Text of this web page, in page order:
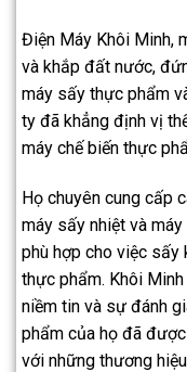
Điện Máy Khôi Minh,
và khắp đất nước,
máy sấy thực phẩm
ty đã khẳng định vị
máy chế biến thực
Họ chuyên cung cấp
máy sấy nhiệt và
phù hợp cho việc sấy
thực phẩm. Khôi
niềm tin và sự đánh
phẩm của họ đã
với những thương